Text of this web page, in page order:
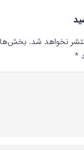
نخواهد شد.
*